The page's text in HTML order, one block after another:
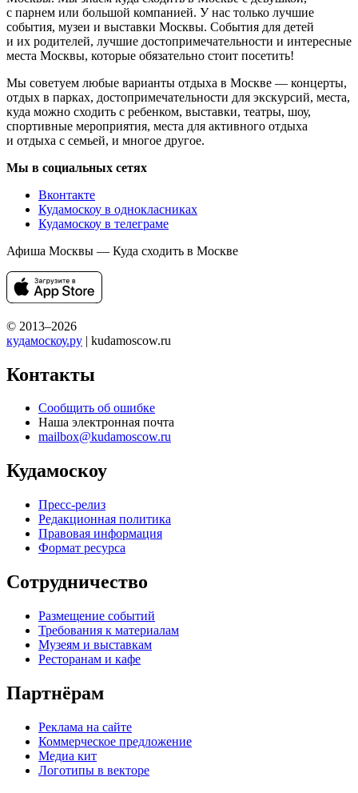
с парнем или большой компанией. У нас только лучшие
события, музеи и выставки Москвы. События для детей
и их родителей, лучшие достопримечательности и интересные
места Москвы, которые обязательно стоит посетить!
Мы советуем любые варианты отдыха в Москве — концерты,
отдых в парках, достопримечательности для экскурсий, места,
куда можно сходить с ребенком, выставки, театры, шоу,
спортивные мероприятия, места для активного отдыха
и отдыха с семьей, и многое другое.
Мы в социальных сетях
Вконтакте
Кудамоскоу в однокласниках
Кудамоскоу в телеграме
Афиша Москвы — Куда сходить в Москве
© 2013–2026
кудамоскоу.ру | kudamoscow.ru
Контакты
Сообщить об ошибке
Наша электронная почта
mailbox@kudamoscow.ru
Кудамоскоу
Пресс-релиз
Редакционная политика
Правовая информация
Формат ресурса
Сотрудничество
Размещение событий
Требования к материалам
Музеям и выставкам
Ресторанам и кафе
Партнёрам
Реклама на сайте
Коммерческое предложение
Медиа кит
Логотипы в векторе